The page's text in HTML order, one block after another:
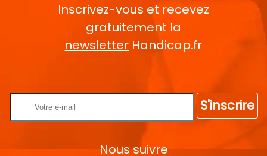
Inscrivez-vous et recevez
gratuitement la
newsletter Handicap.fr
S'inscrire
Nous suivre